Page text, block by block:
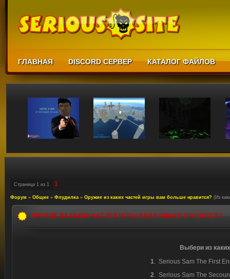
ГЛАВНАЯ DISCORD СЕРВЕР КАТАЛОГ ФАЙЛОВ
Страница 1 из 1 1
Форум » Общие » Флудилка » Оружие из каких частей игры вам больше нравится? (Из
ОРУЖИЕ ИЗ КАКИХ ЧАСТЕЙ ИГРЫ ВАМ БОЛЬШЕ НРАВИТСЯ?
Выбери из
1. Serious Sam The First
2. Serious Sam The